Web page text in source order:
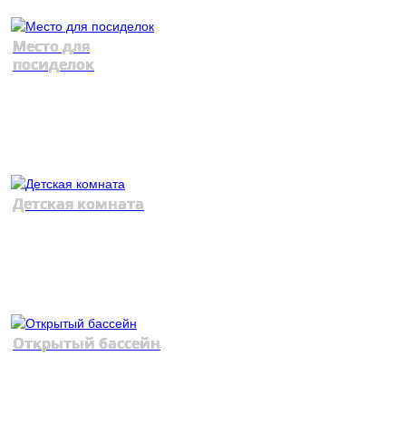
Место для
посиделок
Детская комната
Открытый бассейн